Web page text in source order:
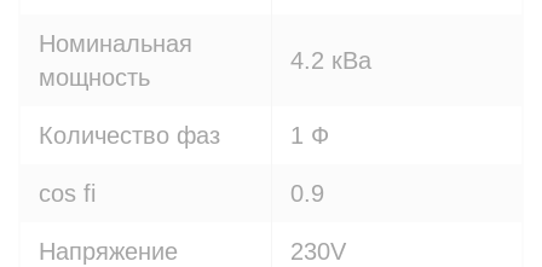
Номинальная
мощность
4.2 кВа
Количество фаз 1 Ф
cos fi 0.9
Напряжение 230V